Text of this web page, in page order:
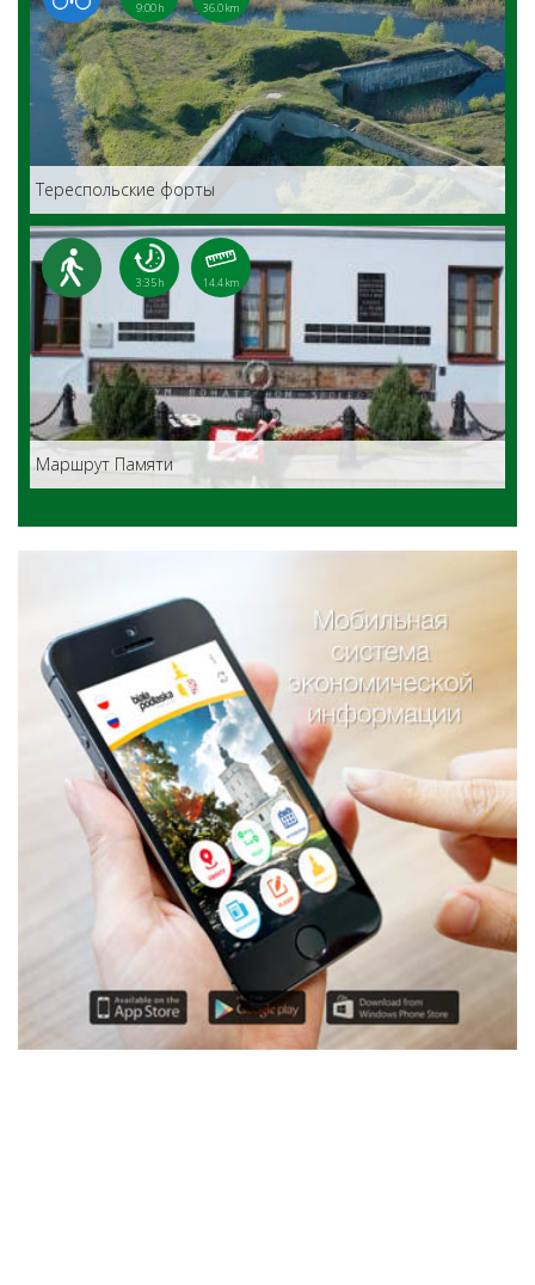
9:00 h 36.0 km
Teреспольские форты
3:35 h 14.4 km
Маршрут Памяти